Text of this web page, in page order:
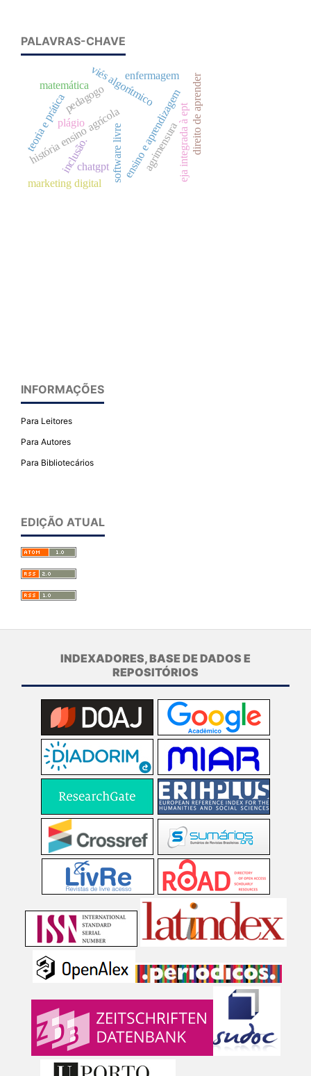
PALAVRAS-CHAVE
história ensino agrícola
plágio
software livreensino e aprendizagem
teoria e práticapedagogo
inclusão. eja integrada à eptdireito de aprender
viés algorítmico
matemática
chatgpt
marketing digital
enfermagem
agrimensura
INFORMAÇÕES
Para Leitores
Para Autores
Para Bibliotecários
EDIÇÃO ATUAL
INDEXADORES, BASE DE DADOS E
REPOSITÓRIOS